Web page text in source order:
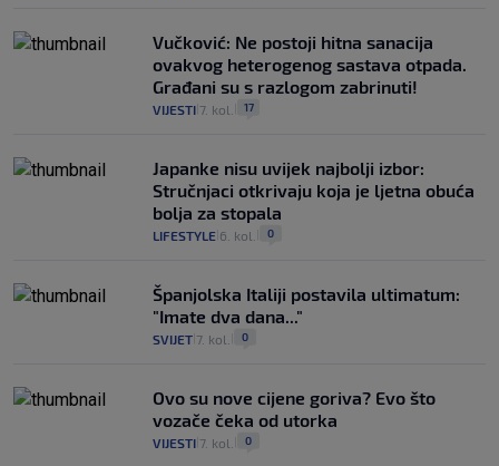
Vučković: Ne postoji hitna sanacija
ovakvog heterogenog sastava otpada.
Građani su s razlogom zabrinuti!
VIJESTI 7. kol. 17
Japanke nisu uvijek najbolji izbor:
Stručnjaci otkrivaju koja je ljetna obuća
bolja za stopala
LIFESTYLE 6. kol. 0
Španjolska Italiji postavila ultimatum:
"Imate dva dana..."
SVIJET 7. kol. 0
Ovo su nove cijene goriva? Evo što
vozače čeka od utorka
VIJESTI 7. kol. 0